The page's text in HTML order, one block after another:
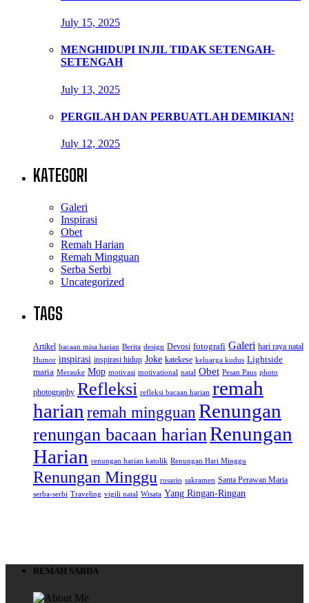
July 15, 2025
MENGHIDUPI INJIL TIDAK SETENGAH-
SETENGAH
July 13, 2025
PERGILAH DAN PERBUATLAH DEMIKIAN!
July 12, 2025
KATEGORI
Galeri
Inspirasi
Obet
Remah Harian
Remah Mingguan
Serba Serbi
Uncategorized
TAGS
Artikel bacaan misa harian Berita design Devosi fotografi Galeri hari raya natal
Humor inspirasi inspirasi hidup Joke katekese keluarga kudus Lightside
maria Merauke Mop motivasi motivational natal Obet Pesan Paus photo
photography Refleksi refleksi bacaan harian remah
harian remah mingguan Renungan
renungan bacaan harianRenungan
Harian renungan harian katolik Renungan Hari Minggu
Renungan Minggu rosario sakramen Santa Perawan Maria
serba-serbi Traveling vigili natal Wisata Yang Ringan-Ringan
REMAH SABDA